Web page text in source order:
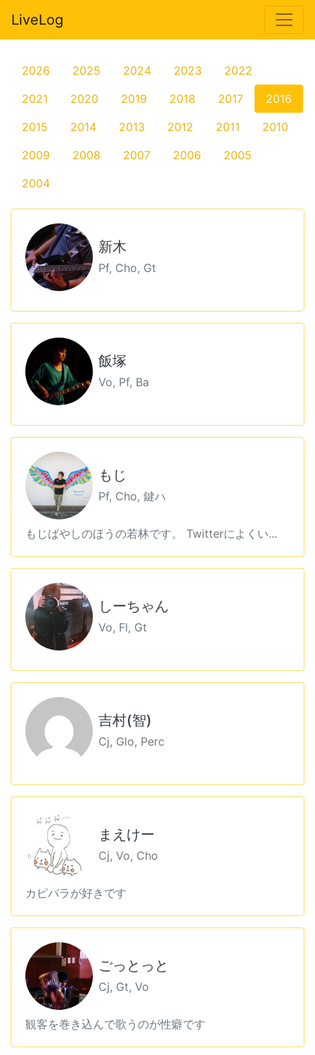
LiveLog
2026 2025 2024 2023
2022
2021
2020 2019 2018 2017
2016
2015
2014 2013 2012 2011
2010
2009
2008 2007 2006
2005
2004
新木
Pf, Cho, Gt
飯塚
Vo, Pf, Ba
もじ
Pf, Cho, 鍵ハ
もじばやしのほうの若林です。 Twitterによくい...
しーちゃん
Vo, Fl, Gt
吉村(智)
Cj, Glo, Perc
まえけー
Cj, Vo, Cho
カピバラが好きです
ごっとっと
Cj, Gt, Vo
観客を巻き込んで歌うのが性癖です